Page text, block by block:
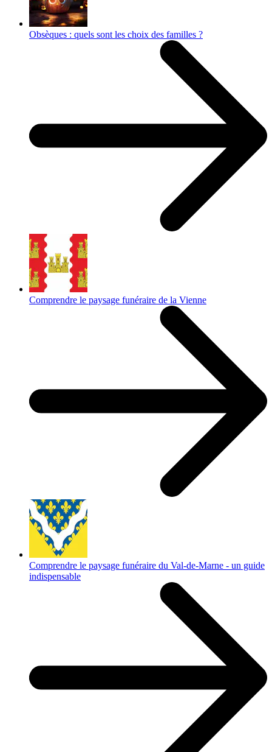
Obsèques : quels sont les choix des familles ?
Comprendre le paysage funéraire de la Vienne
Comprendre le paysage funéraire du Val-de-Marne - un guide
indispensable